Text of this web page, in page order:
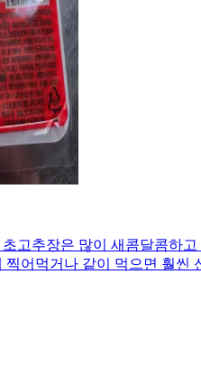
고추장은 많이 새콤달콤하
찍어먹거나 같이 먹으면 훨씬